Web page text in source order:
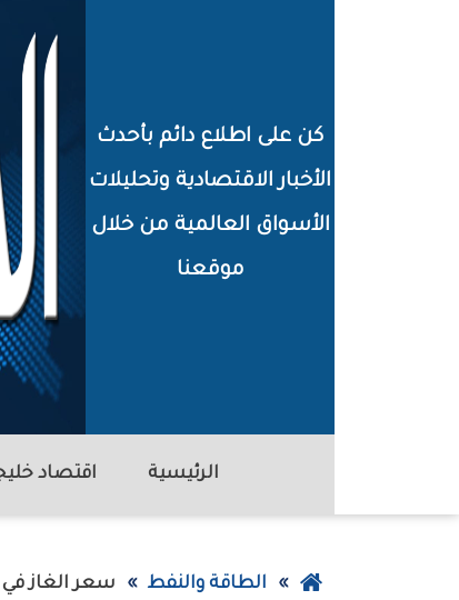
كن على اطلاع دائم بأحدث
الأخبار الاقتصادية وتحليلات
الأسواق العالمية من خلال
موقعنا
الرئيسية اقتصاد
عودةالطاقة والنفط سعر الغاز في